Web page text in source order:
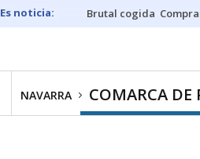
Brutal cogida
NAVARRA COMARCA DE